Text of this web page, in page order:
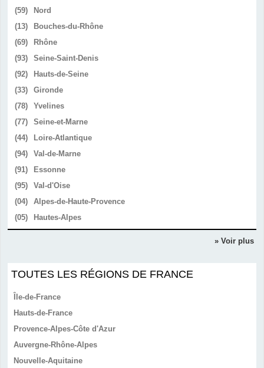
(59)
Nord
(13)
Bouches-du-Rhône
(69)
Rhône
(93)
Seine-Saint-Denis
(92)
Hauts-de-Seine
(33)
Gironde
(78)
Yvelines
(77)
Seine-et-Marne
(44)
Loire-Atlantique
(94)
Val-de-Marne
(91)
Essonne
(95)
Val-d'Oise
(04)
Alpes-de-Haute-Provence
(05)
Hautes-Alpes
» Voir plus
TOUTES LES RÉGIONS DE FRANCE
Île-de-France
Hauts-de-France
Provence-Alpes-Côte d'Azur
Auvergne-Rhône-Alpes
Nouvelle-Aquitaine